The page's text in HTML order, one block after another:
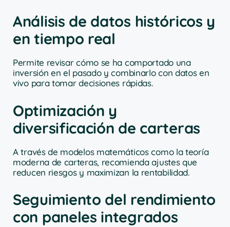
Análisis de datos históricos y
en tiempo real
Permite revisar cómo se ha comportado una
inversión en el pasado y combinarlo con datos en
vivo para tomar decisiones rápidas.
Optimización y
diversificación de carteras
A través de modelos matemáticos como la teoría
moderna de carteras, recomienda ajustes que
reducen riesgos y maximizan la rentabilidad.
Seguimiento del rendimiento
con paneles integrados